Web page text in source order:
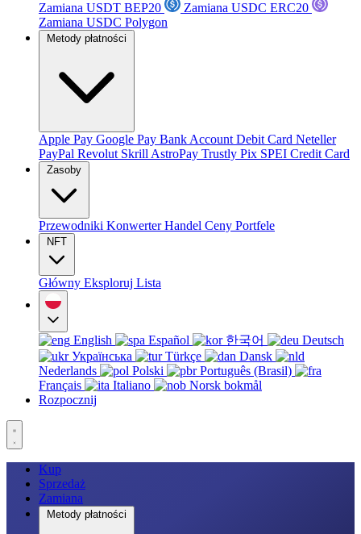
Zamiana USDT BEP20
Zamiana USDC ERC20
Zamiana USDC Polygon
Metody płatności
Apple Pay Google Pay Bank Account Debit Card Neteller
PayPal Revolut Skrill AstroPay Trustly Pix SPEI Credit Card
Zasoby
Przewodniki KonwerterHandel Ceny Portfele
NFT
Główny Eksploruj Lista
English Español 한국어
Deutsch
Українська
Türkçe
Dansk
Nederlands
Polski
Português (Brasil)
Français
Italiano
Norsk bokmål
Rozpocznij
Kup
Sprzedaż
Zamiana
Metody płatności